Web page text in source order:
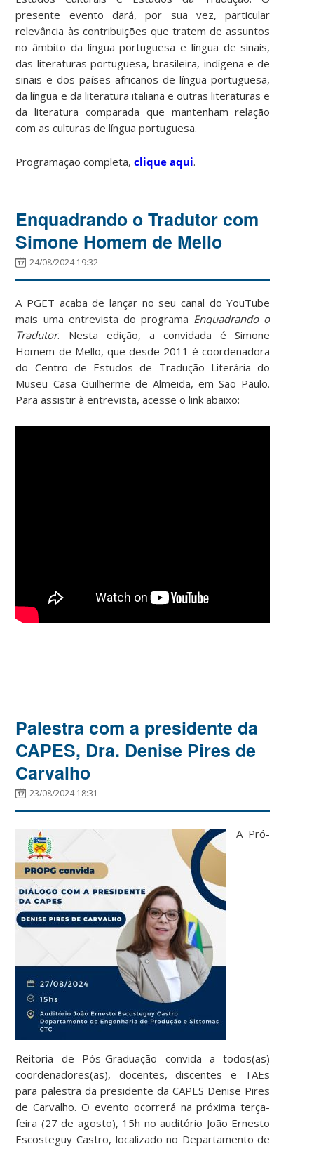
presente evento dará, por sua vez, particular
relevância às contribuições que tratem de assuntos
no âmbito da língua portuguesa e língua de sinais,
das literaturas portuguesa, brasileira, indígena e de
sinais e dos países africanos de língua portuguesa,
da língua e da literatura italiana e outras literaturas e
da literatura comparada que mantenham relação
com as culturas de língua portuguesa.
Programação completa,clique aqui.
Enquadrando o Tradutor com
Simone Homem de Mello
24/08/2024 19:32
A PGET acaba de lançar no seu canal do YouTube
mais uma entrevista do programa Enquadrando o
Tradutor. Nesta edição, a convidada é Simone
Homem de Mello, que desde 2011 é coordenadora
do Centro de Estudos de Tradução Literária do
Museu Casa Guilherme de Almeida, em São Paulo.
Para assistir à entrevista, acesse o link abaixo:
Palestra com a presidente da
CAPES, Dra. Denise Pires de
Carvalho
23/08/2024 18:31
A Pró-
Reitoria de Pós-Graduação convida a todos(as)
coordenadores(as), docentes, discentes e TAEs
para palestra da presidente da CAPES Denise Pires
de Carvalho. O evento ocorrerá na próxima terça-
feira (27 de agosto), 15h no auditório João Ernesto
Escosteguy Castro, localizado no Departamento de